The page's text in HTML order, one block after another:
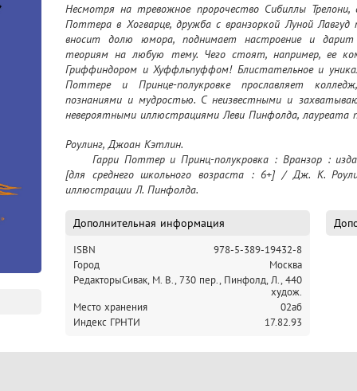
Несмотря на тревожное пророчество Сибиллы
Поттера в Хогварце, дружба с вранзоркой Луной
вносит долю юмора, поднимает настроение и дарит
теориям на любую тему. Чего стоят, например, ее
Гриффиндором и Хуффльпуффом! Блистательное и
Поттере и Принце-полукровке прославляет
познаниями и мудростью. С неизвестными и
невероятными иллюстрациями Леви Пинфолда, лауреата
Роулинг, Джоан Кэтлин.
[для среднего школьного возраста : 6+] / Дж. К.
иллюстрации Л. Пинфолда.
Дополнительная информация
ISBN
978-5-389-19432-8
Город
Москва
РедакторыСивак, М. В., 730 пер., Пинфолд, Л., 440
худож.
Место хранения
02аб
Индекс ГРНТИ
17.82.93